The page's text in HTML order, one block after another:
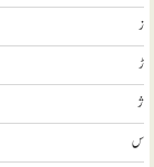
ز
ڑ
ژ
س